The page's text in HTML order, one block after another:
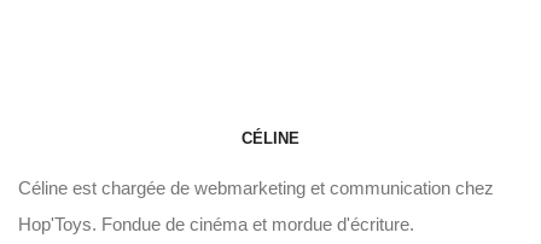
CÉLINE
Céline est chargée de webmarketing et communication chez
Hop'Toys. Fondue de cinéma et mordue d'écriture.